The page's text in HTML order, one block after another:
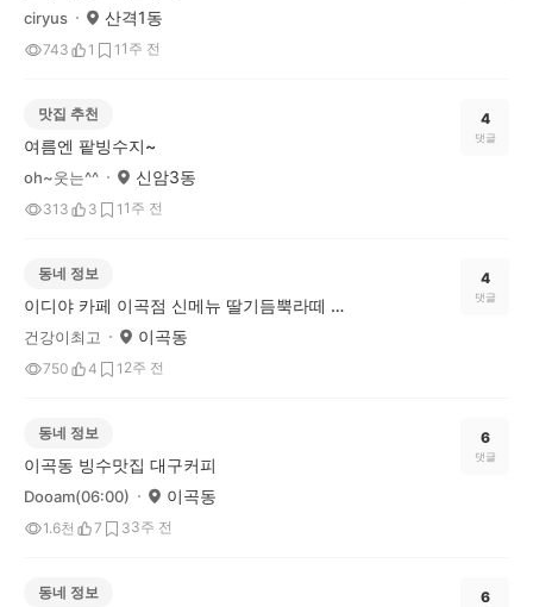
ciryus 산격1동
743 1 1 1주 전
맛집 추천
여름엔 팥빙수지~
oh~웃는^^ 신암3동
313 3 1 1주 전
4
댓글
동네 정보
이디야 카페 이곡점 신메뉴 딸기듬뿍라떼 소개
건강이최고 이곡동
750 4 1 2주 전
4
댓글
동네 정보
이곡동 빙수맛집 대구커피
Dooam(06:00) 이곡동
1.6천 7 33주 전
6
댓글
동네 정보 6